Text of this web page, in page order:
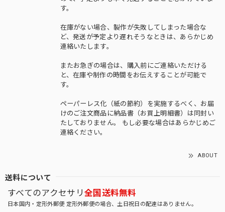
す。
在庫がない場合、製作が失敗してしまった場合な
ど、発送が予定より遅れそうなときは、あらかじめ
連絡いたします。
またお急ぎの場合は、購入前にご連絡いただける
と、在庫や制作の時間をお伝えすることが可能で
す。
ペーパーレス化（紙の節約）を実施するべく、お届
けのご注文商品に納品書（お買上明細書）は同封い
たしておりません。 もし必要な場合はあらかじめご
連絡ください。
ABOUT
送料について
すべてのアクセサリ 全国送料無料
日本国内・定形外郵便 定形外郵便の場合、土日祝日の配達はありません。